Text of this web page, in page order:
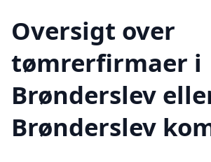
Oversigt over
tømrerfirmaer i
Brønderslev
Brønderslev